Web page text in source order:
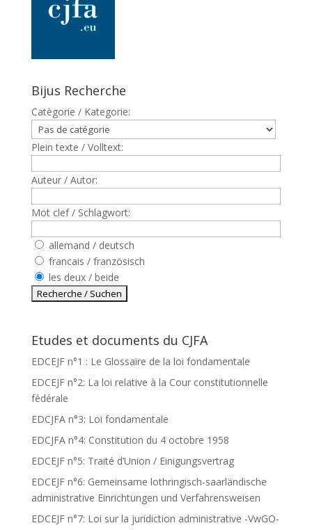
Bijus Recherche
Catègorie / Kategorie:
Plein texte / Volltext:
Auteur / Autor:
Mot clef / Schlagwort:
allemand / deutsch
francais / französisch
les deux / beide
Etudes et documents du CJFA
EDCEJF n°1 : Le Glossaire de la loi fondamentale
EDCEJF n°2: La loi relative à la Cour constitutionnelle
fédérale
EDCJFA n°3: Loi fondamentale
EDCJFA n°4: Constitution du 4 octobre 1958
EDCEJF n°5: Traité d’Union / Einigungsvertrag
EDCEJF n°6: Gemeinsame lothringisch-saarländische
administrative Einrichtungen und Verfahrensweisen
EDCEJF n°7: Loi sur la juridiction administrative -VwGO-